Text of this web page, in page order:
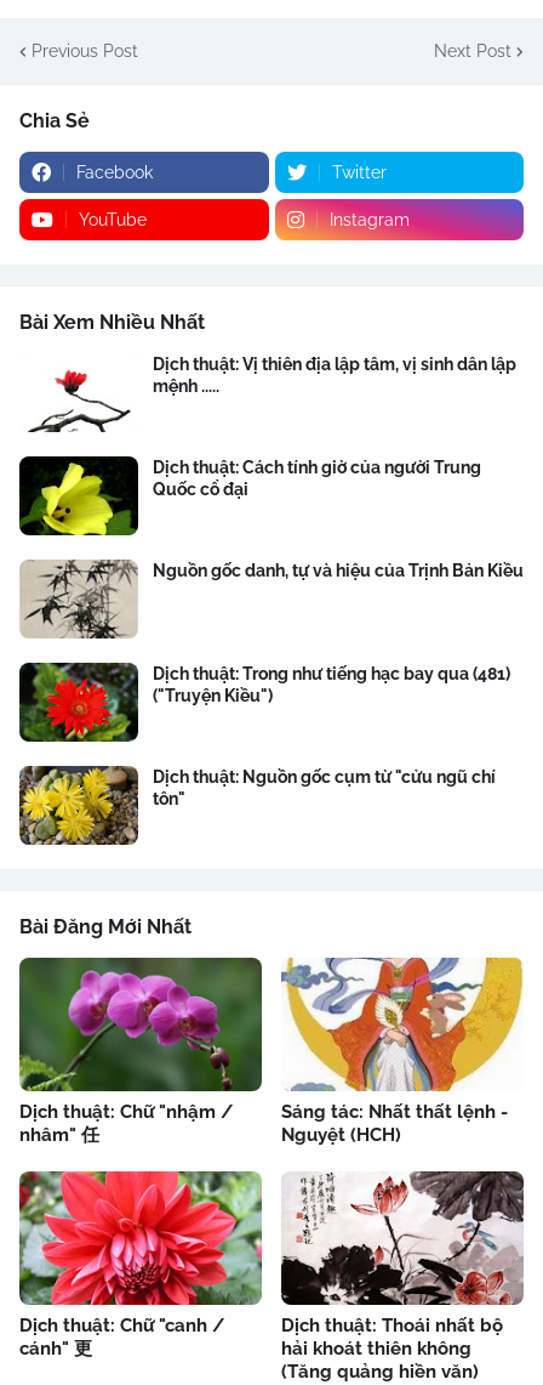
Previous Post Next Post
Chia Sẻ
Facebook Twitter
YouTube Instagram
Bài Xem Nhiều Nhất
Dịch thuật: Vị thiên địa lập tâm, vị sinh dân lập
mệnh .....
Dịch thuật: Cách tính giờ của người Trung
Quốc cổ đại
Nguồn gốc danh, tự và hiệu của Trịnh Bản Kiều
Dịch thuật: Trong như tiếng hạc bay qua (481)
("Truyện Kiều")
Dịch thuật: Nguồn gốc cụm từ "cửu ngũ chí
tôn"
Bài Đăng Mới Nhất
Dịch thuật: Chữ "nhậm /
nhâm" 任
Sáng tác: Nhất thất lệnh -
Nguyệt (HCH)
Dịch thuật: Chữ "canh /
cánh" 更
Dịch thuật: Thoái nhất bộ
hải khoát thiên không
(Tăng quảng hiền văn)